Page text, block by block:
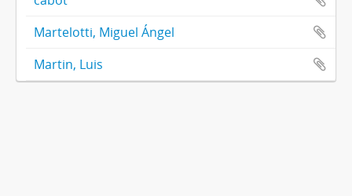
Martelotti, Miguel Ángel
Martin, Luis